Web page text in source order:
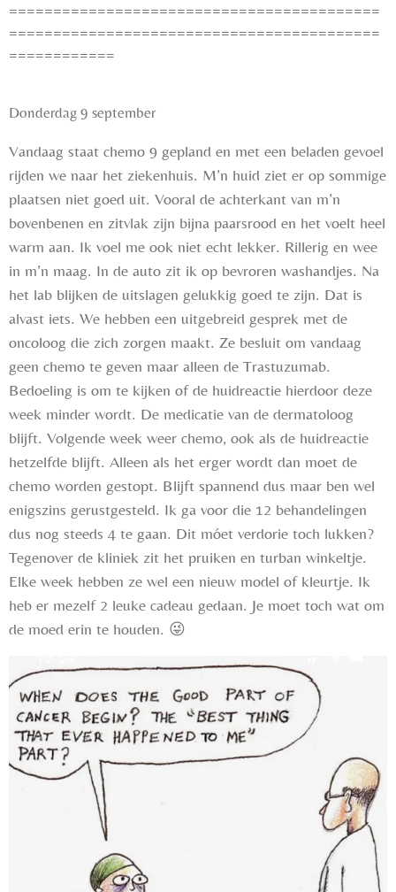
==========================================
==========================================
============
Donderdag 9 september
Vandaag staat chemo 9 gepland en met een beladen gevoel
rijden we naar het ziekenhuis. M’n huid ziet er op sommige
plaatsen niet goed uit. Vooral de achterkant van m’n
bovenbenen en zitvlak zijn bijna paarsrood en het voelt heel
warm aan. Ik voel me ook niet echt lekker. Rillerig en wee
in m’n maag. In de auto zit ik op bevroren washandjes. Na
het lab blijken de uitslagen gelukkig goed te zijn. Dat is
alvast iets. We hebben een uitgebreid gesprek met de
oncoloog die zich zorgen maakt. Ze besluit om vandaag
geen chemo te geven maar alleen de Trastuzumab.
Bedoeling is om te kijken of de huidreactie hierdoor deze
week minder wordt. De medicatie van de dermatoloog
blijft. Volgende week weer chemo, ook als de huidreactie
hetzelfde blijft. Alleen als het erger wordt dan moet de
chemo worden gestopt. Blijft spannend dus maar ben wel
enigszins gerustgesteld. Ik ga voor die 12 behandelingen
dus nog steeds 4 te gaan. Dit móet verdorie toch lukken?
Tegenover de kliniek zit het pruiken en turban winkeltje.
Elke week hebben ze wel een nieuw model of kleurtje. Ik
heb er mezelf 2 leuke cadeau gedaan. Je moet toch wat om
de moed erin te houden. 😜